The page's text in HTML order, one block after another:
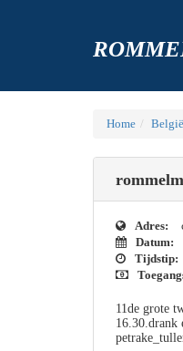
Home België
Adres:
Datum:
Tijdstip:
11de grote
16.30.drank